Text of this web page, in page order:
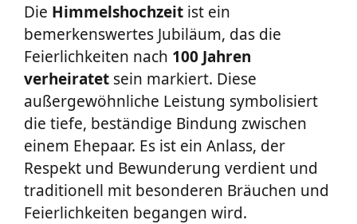
Die Himmelshochzeit ist ein
bemerkenswertes Jubiläum, das die
Feierlichkeiten nach 100 Jahren
verheiratet sein markiert. Diese
außergewöhnliche Leistung symbolisiert
die tiefe, beständige Bindung zwischen
einem Ehepaar. Es ist ein Anlass, der
Respekt und Bewunderung verdient und
traditionell mit besonderen Bräuchen und
Feierlichkeiten begangen wird.